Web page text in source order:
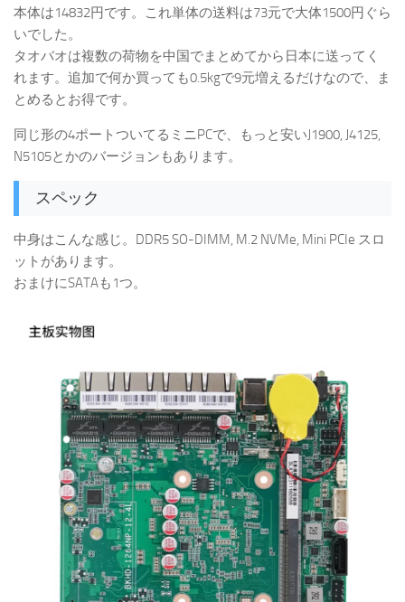
本体は14832円です。これ単体の送料は73元で大体1500円ぐら
いでした。
タオバオは複数の荷物を中国でまとめてから日本に送ってく
れます。追加で何か買っても0.5kgで9元増えるだけなので、ま
とめるとお得です。
同じ形の4ポートついてるミニPCで、もっと安いJ1900, J4125,
N5105とかのバージョンもあります。
スペック
中身はこんな感じ。DDR5 SO-DIMM, M.2 NVMe, Mini PCIe スロ
ットがあります。
おまけにSATAも1つ。